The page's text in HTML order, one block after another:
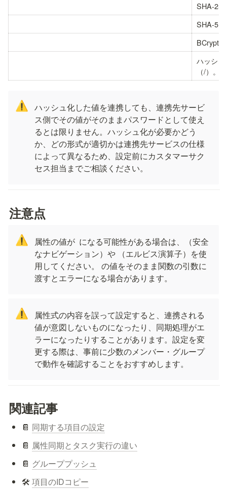
SHA-
SHA-
BCrypt
ハッシ
（/）。
⚠️
ハッシュ化した値を連携しても、連携先サービ
ス側でその値がそのままパスワードとして使え
るとは限りません。ハッシュ化が必要かどう
か、どの形式が適切かは連携先サービスの仕様
によって異なるため、設定前にカスタマーサク
セス担当までご相談ください。
注意点
⚠️ 属性の値が になる可能性がある場合は、
（安全
なナビゲーション）や
（エルビス演算子）を使
用してください。
の値をそのまま関数の引数に
渡すとエラーになる場合があります。
⚠️
属性式の内容を誤って設定すると、連携される
値が意図しないものになったり、同期処理がエ
ラーになったりすることがあります。設定を変
更する際は、事前に少数のメンバー・グループ
で動作を確認することをおすすめします。
関連記事
📔 同期する項目の設定
📔 属性同期とタスク実行の違い
📔 グループプッシュ
🛠 項目のIDコピー